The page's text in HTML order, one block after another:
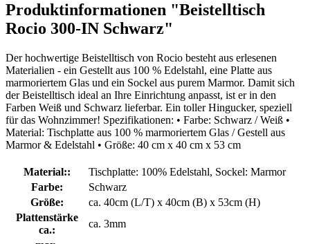
Produktinformationen "Beistelltisch
Rocio 300-IN Schwarz"
Der hochwertige Beistelltisch von Rocio besteht aus erlesenen
Materialien - ein Gestellt aus 100 % Edelstahl, eine Platte aus
marmoriertem Glas und ein Sockel aus purem Marmor. Damit sich
der Beistelltisch ideal an Ihre Einrichtung anpasst, ist er in den
Farben Weiß und Schwarz lieferbar. Ein toller Hingucker, speziell
für das Wohnzimmer! Spezifikationen: • Farbe: Schwarz / Weiß •
Material: Tischplatte aus 100 % marmoriertem Glas / Gestell aus
Marmor & Edelstahl • Größe: 40 cm x 40 cm x 53 cm
Material::
Tischplatte: 100% Edelstahl, Sockel: Marmor
Farbe:
Schwarz
Größe:
ca. 40cm (L/T) x 40cm (B) x 53cm (H)
Plattenstärke
ca.:
ca. 3mm